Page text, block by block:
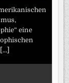
eine
[...]